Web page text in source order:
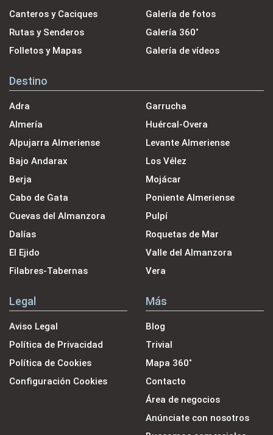
Canteros y Caciques
Rutas y Senderos
Folletos y Mapas
Galería de fotos
Galería 360˚
Galería de vídeos
Destino
Adra
Almería
Alpujarra Almeriense
Bajo Andarax
Berja
Cabo de Gata
Cuevas del Almanzora
Dalías
El Ejido
Filabres-Tabernas
Garrucha
Huércal-Overa
Levante Almeriense
Los Vélez
Mojácar
Poniente Almeriense
Pulpí
Roquetas de Mar
Valle del Almanzora
Vera
Legal
Aviso Legal
Política de Privacidad
Política de Cookies
Configuración Cookies
Más
Blog
Trivial
Mapa 360˚
Contacto
Área de negocios
Anúnciate con nosotros